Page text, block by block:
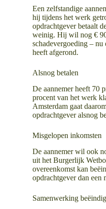
Een zelfstandige
hij tijdens het werk
opdrachtgever betaalt
weinig. Hij wil nog €
schadevergoeding –
heeft afgerond.
Alsnog betalen
De aannemer heeft 70
procent van het werk
Amsterdam gaat
opdrachtgever alsnog
Misgelopen inkomsten
De aannemer wil ook
uit het Burgerlijk
overeenkomst kan
opdrachtgever dan een
Samenwerking